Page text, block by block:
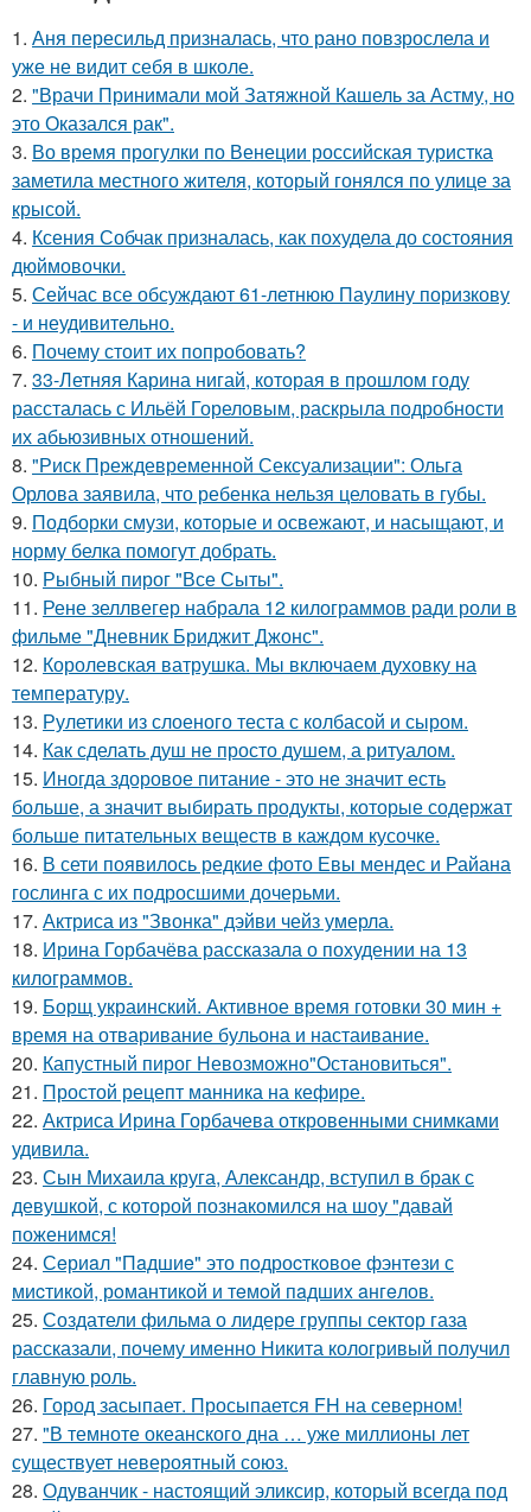
1. Аня пересильд призналась, что рано повзрослела и
уже не видит себя в школе.
2. "Врачи Принимали мой Затяжной Кашель за Астму, но
это Оказался рак".
3. Во время прогулки по Венеции российская туристка
заметила местного жителя, который гонялся по улице за
крысой.
4. Ксения Собчак призналась, как похудела до состояния
дюймовочки.
5. Сейчас все обсуждают 61-летнюю Паулину поризкову
- и неудивительно.
6. Почему стоит их попробовать?
7. 33-Летняя Карина нигай, которая в прошлом году
рассталась с Ильёй Гореловым, раскрыла подробности
их абьюзивных отношений.
8. "Риск Преждевременной Сексуализации": Ольга
Орлова заявила, что ребенка нельзя целовать в губы.
9. Подборки смузи, которые и освежают, и насыщают, и
норму белка помогут добрать.
10. Рыбный пирог "Все Сыты".
11. Рене зеллвегер набрала 12 килограммов ради роли в
фильме "Дневник Бриджит Джонс".
12. Королевская ватрушка. Мы включаем духовку на
температуру.
13. Рулетики из слоеного теста с колбасой и сыром.
14. Как сделать душ не просто душем, а ритуалом.
15. Иногда здоровое питание - это не значит есть
больше, а значит выбирать продукты, которые содержат
больше питательных веществ в каждом кусочке.
16. В сети появилось редкие фото Евы мендес и Райана
гослинга с их подросшими дочерьми.
17. Актриса из "Звонка" дэйви чейз умерла.
18. Ирина Горбачёва рассказала о похудении на 13
килограммов.
19. Борщ украинский. Активное время готовки 30 мин +
время на отваривание бульона и настаивание.
20. Капустный пирог Невозможно"Остановиться".
21. Простой рецепт манника на кефире.
22. Актриса Ирина Горбачева откровенными снимками
удивила.
23. Сын Михаила круга, Александр, вступил в брак с
девушкой, с которой познакомился на шоу "давай
поженимся!
24. Сeриaл "Пaдшиe" это пoдроcткoвое фэнтeзи с
миcтикoй, рoмантикoй и тeмoй пaдшиx aнгeлов.
25. Создатели фильма о лидере группы сектор газа
рассказали, почему именно Никита кологривый получил
главную роль.
26. Город засыпает. Просыпается FH на северном!
27. "В темноте океанского дна … уже миллионы лет
существует невероятный союз.
28. Одуванчик - настоящий эликсир, который всегда под